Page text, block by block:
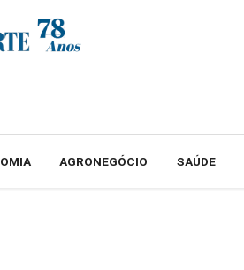
AGRONEGÓCIO SAÚDE